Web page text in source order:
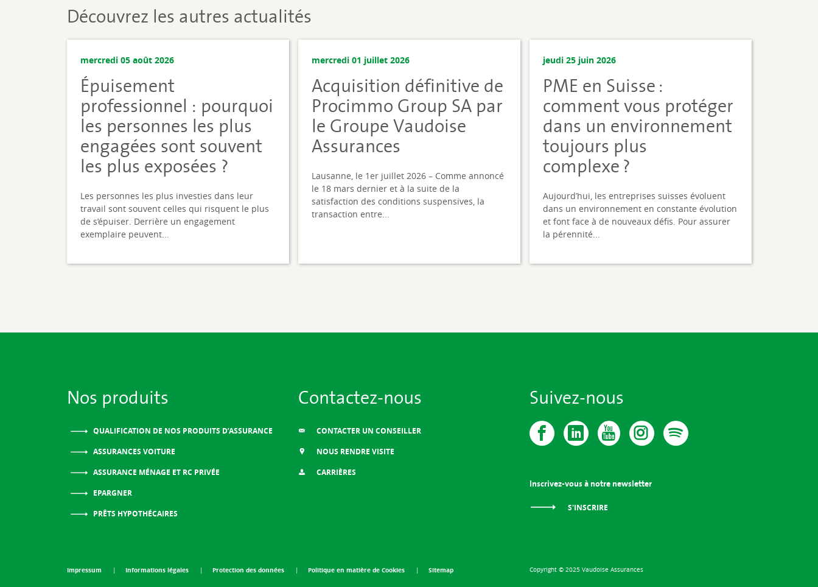
Découvrez les autres actualités
mercredi 05 août 2026
Épuisement
professionnel : pourquoi
les personnes les plus
engagées sont souvent
les plus exposées ?
Les personnes les plus investies dans leur
travail sont souvent celles qui risquent le plus
de s’épuiser. Derrière un engagement
exemplaire peuvent...
mercredi 01 juillet 2026
Acquisition définitive de
Procimmo Group SA par
le Groupe Vaudoise
Assurances
Lausanne, le 1er juillet 2026 – Comme annoncé
le 18 mars dernier et à la suite de la
satisfaction des conditions suspensives, la
transaction entre...
jeudi 25 juin 2026
PME en Suisse :
comment vous protéger
dans un environnement
toujours plus
complexe ?
Aujourd’hui, les entreprises suisses évoluent
dans un environnement en constante évolution
et font face à de nouveaux défis. Pour assurer
la pérennité...
Nos produits
QUALIFICATION DE NOS PRODUITS D’ASSURANCE
ASSURANCES VOITURE
ASSURANCE MÉNAGE ET RC PRIVÉE
EPARGNER
PRÊTS HYPOTHÉCAIRES
Contactez-nous
CONTACTER UN CONSEILLER
NOUS RENDRE VISITE
CARRIÈRES
Suivez-nous
Inscrivez-vous à notre newsletter
S'INSCRIRE
Impressum Informations légales Protection des données Politique en matière de Cookies Sitemap Copyright © 2025 Vaudoise Assurances